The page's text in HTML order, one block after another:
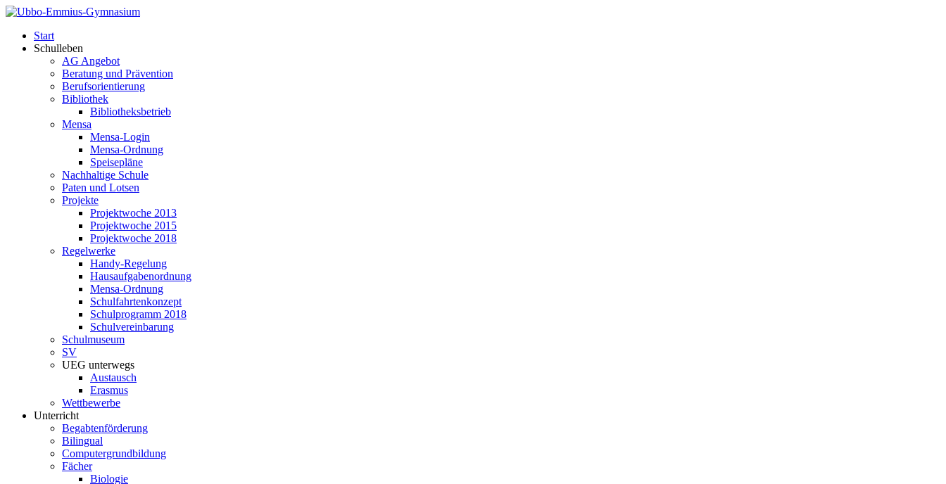
Start
Schulleben
AG Angebot
Beratung und Prävention
Berufsorientierung
Bibliothek
Bibliotheksbetrieb
Mensa
Mensa-Login
Mensa-Ordnung
Speisepläne
Nachhaltige Schule
Paten und Lotsen
Projekte
Projektwoche 2013
Projektwoche 2015
Projektwoche 2018
Regelwerke
Handy-Regelung
Hausaufgabenordnung
Mensa-Ordnung
Schulfahrtenkonzept
Schulprogramm 2018
Schulvereinbarung
Schulmuseum
SV
UEG unterwegs
Austausch
Erasmus
Wettbewerbe
Unterricht
Begabtenförderung
Bilingual
Computergrundbildung
Fächer
Biologie